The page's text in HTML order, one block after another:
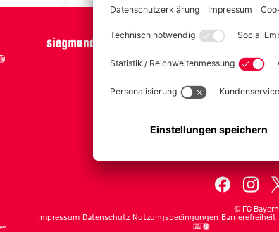
2026/27
Tabelle
© FC
Impressum Datenschutz Nutzungsbedingungen Barrierefreiheit